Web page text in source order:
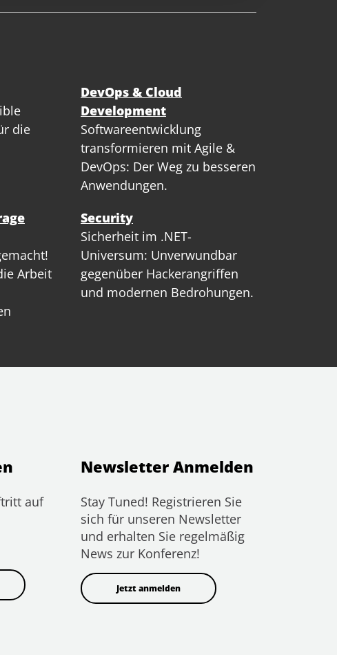
die
DevOps & Cloud
Development
Softwareentwicklung
transformieren mit Agile &
DevOps: Der Weg zu besseren
Anwendungen.
Arbeit
Security
Sicherheit im .NET-
Universum: Unverwundbar
gegenüber Hackerangriffen
und modernen Bedrohungen.
auf
Newsletter Anmelden
Stay Tuned! Registrieren Sie
sich für unseren Newsletter
und erhalten Sie regelmäßig
News zur Konferenz!
Jetzt anmelden